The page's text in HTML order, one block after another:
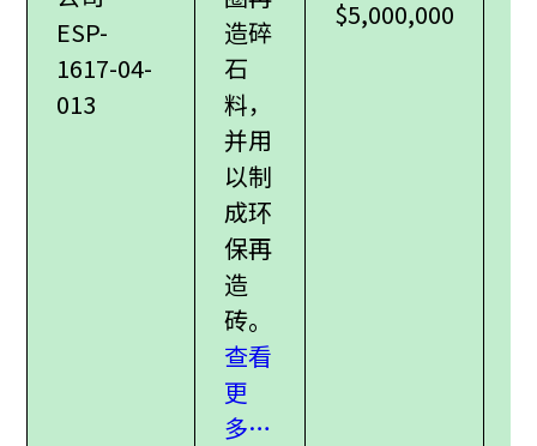
ESP-
1617-04-
013
造碎
石
料，
并用
以制
成环
保再
造
砖。
查看
更
多…
$5,000,000